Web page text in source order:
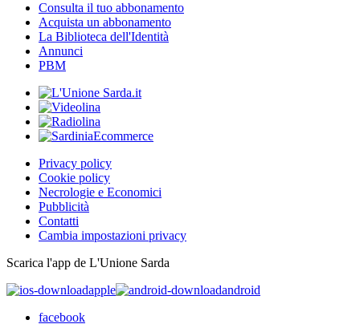
Consulta il tuo abbonamento
Acquista un abbonamento
La Biblioteca dell'Identità
Annunci
PBM
Privacy policy
Cookie policy
Necrologie e Economici
Pubblicità
Contatti
Cambia impostazioni privacy
Scarica l'app de L'Unione Sarda
apple
android
facebook